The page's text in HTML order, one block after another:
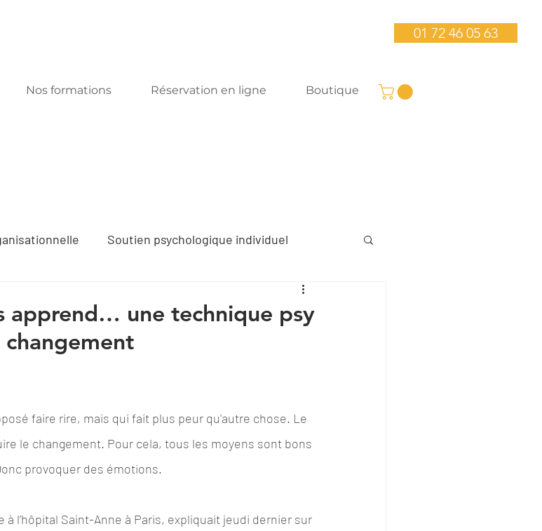
01 72 46 05 63
Nos formations Réservation en ligne Boutique
Soutien psychologique individuel
Ateliers bien-être
apprend… une technique psy
faire rire, mais qui fait plus peur qu'autre chose. Le
le changement. Pour cela, tous les moyens sont bons
provoquer des émotions.
l’hôpital Saint-Anne à Paris, expliquait jeudi dernier sur